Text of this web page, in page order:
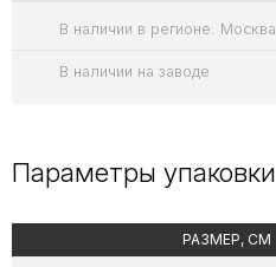
В наличии в регионе: Москва
В наличии на заводе
Параметры упаковки
РАЗМЕР, СМ